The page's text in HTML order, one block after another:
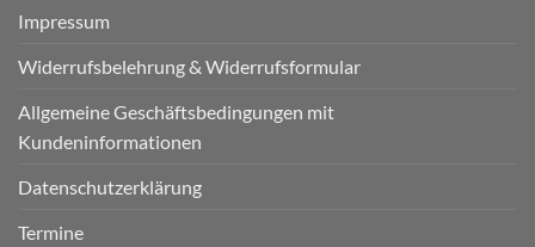
Impressum
Widerrufsbelehrung & Widerrufsformular
Allgemeine Geschäftsbedingungen mit
Kundeninformationen
Datenschutzerklärung
Termine